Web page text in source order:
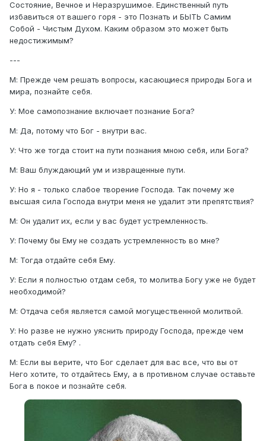
Состояние, Вечное и Неразрушимое. Единственный путь
избавиться от вашего горя - это Познать и БЫТЬ Самим
Собой - Чистым Духом. Каким образом это может быть
недостижимым?
---
М: Прежде чем решать вопросы, касающиеся природы Бога и
мира, познайте себя.
У: Мое самопознание включает познание Бога?
М: Да, потому что Бог - внутри вас.
У: Что же тогда стоит на пути познания мною себя, или Бога?
М: Ваш блуждающий ум и извращенные пути.
У: Но я - только слабое творение Господа. Так почему же
высшая сила Господа внутри меня не удалит эти препятствия?
М: Он удалит их, если у вас будет устремленность.
У: Почему бы Ему не создать устремленность во мне?
М: Тогда отдайте себя Ему.
У: Если я полностью отдам себя, то молитва Богу уже не будет
необходимой?
М: Отдача себя является самой могущественной молитвой.
У: Но разве не нужно уяснить природу Господа, прежде чем
отдать себя Ему? .
М: Если вы верите, что Бог сделает для вас все, что вы от
Него хотите, то отдайтесь Ему, а в противном случае оставьте
Бога в покое и познайте себя.